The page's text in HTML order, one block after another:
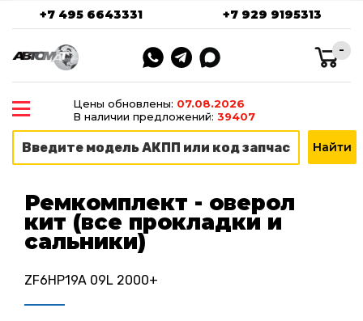
+7 495 6643331 +7 929 9195313
-
Цены обновлены: 07.08.2026
В наличии предложений: 39407
Ремкомплект - оверол
кит (все прокладки и
сальники)
ZF6HP19A 09L 2000+